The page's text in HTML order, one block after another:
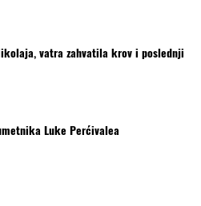
vatra zahvatila krov i poslednji
Luke Perćivalea